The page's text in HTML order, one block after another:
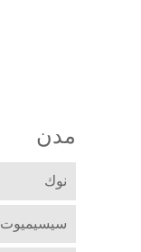
مدن
نوك
سيسيميوت